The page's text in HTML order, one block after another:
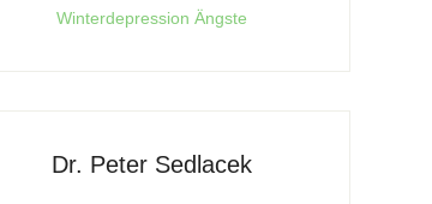
Winterdepression Ängste
Dr. Peter Sedlacek